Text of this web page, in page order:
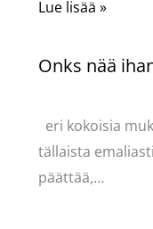
Lue lisää »
Onks nää
eri kokoisia
tällaista
päättää,…